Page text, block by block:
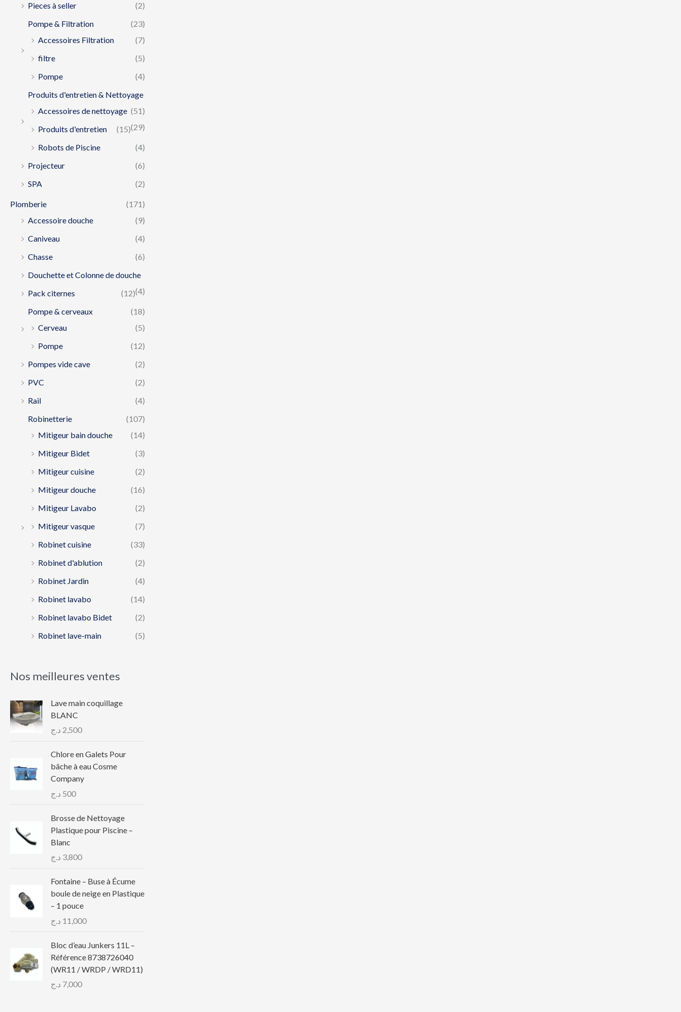
Pieces à seller
(2)
Pompe & Filtration
(23)
Accessoires Filtration
(7)
filtre
(5)
Pompe
(4)
Produits d'entretien & Nettoyage
(51)
Accessoires de nettoyage
(29)
Produits d'entretien
(15)
Robots de Piscine
(4)
Projecteur
(6)
SPA
(2)
Plomberie
(171)
Accessoire douche
(9)
Caniveau
(4)
Chasse
(6)
Douchette et Colonne de douche
(4)
Pack citernes
(12)
Pompe & cerveaux
(18)
Cerveau
(5)
Pompe
(12)
Pompes vide cave
(2)
PVC
(2)
Rail
(4)
Robinetterie
(107)
Mitigeur bain douche
(14)
Mitigeur Bidet
(3)
Mitigeur cuisine
(2)
Mitigeur douche
(16)
Mitigeur Lavabo
(2)
Mitigeur vasque
(7)
Robinet cuisine
(33)
Robinet d'ablution
(2)
Robinet Jardin
(4)
Robinet lavabo
(14)
Robinet lavabo Bidet
(2)
Robinet lave-main
(5)
Nos meilleures ventes
Lave main coquillage
BLANC
2,500 د.ج
Chlore en Galets Pour
bâche à eau Cosme
Company
500 د.ج
Brosse de Nettoyage
Plastique pour Piscine –
Blanc
3,800 د.ج
Fontaine – Buse à Écume
boule de neige en Plastique
– 1 pouce
11,000 د.ج
Bloc d’eau Junkers 11L –
Référence 8738726040
(WR11 / WRDP / WRD11)
7,000 د.ج